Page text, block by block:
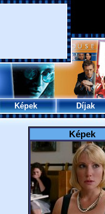
Képek Díjak
Képek